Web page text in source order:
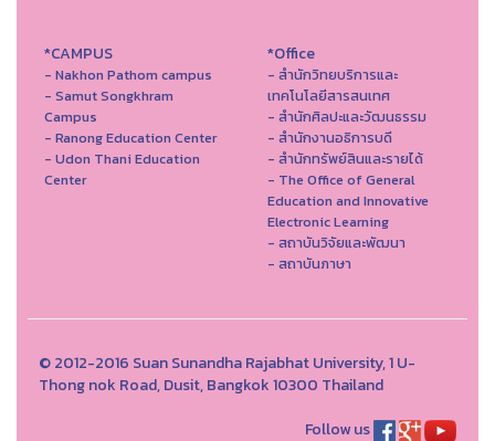
*CAMPUS
- Nakhon Pathom campus
- Samut Songkhram
Campus
- Ranong Education Center
- Udon Thani Education
Center
*Office
- สำนักวิทยบริการและ
เทคโนโลยีสารสนเทศ
- สํานักศิลปะและวัฒนธรรม
- สำนักงานอธิการบดี
- สำนักทรัพย์สินและรายได้
- The Office of General
Education and Innovative
Electronic Learning
- สถาบันวิจัยและพัฒนา
- สถาบันภาษา
© 2012-2016 Suan Sunandha Rajabhat University, 1 U-
Thong nok Road, Dusit, Bangkok 10300 Thailand
Follow us